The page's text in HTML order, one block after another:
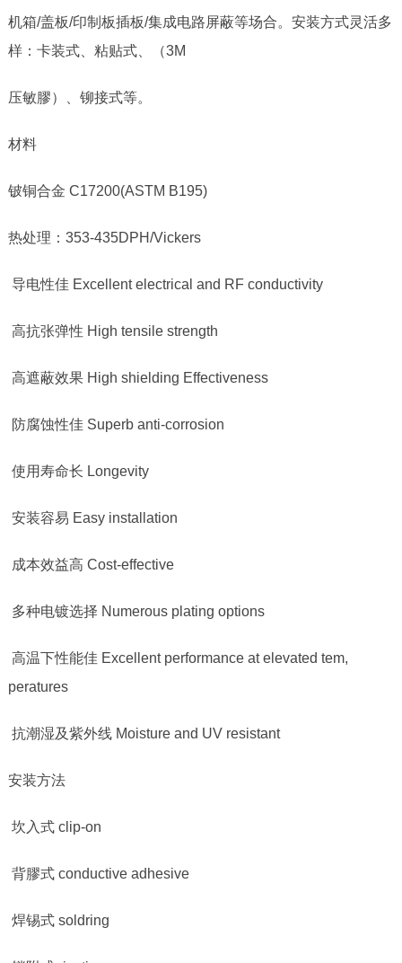
机箱/盖板/印制板插板/集成电路屏蔽等场合。安装方式灵活多
样：卡装式、粘贴式、（3M
压敏膠）、铆接式等。
材料
铍铜合金 C17200(ASTM B195)
热处理： 353-435DPH/Vickers
导电性佳 Excellent electrical and RF conductivity
高抗张弹性 High tensile strength
高遮蔽效果High shielding Effectiveness
防腐蚀性佳 Superb anti-corrosion
使用寿命长 Longevity
安装容易 Easy installation
成本效益高 Cost-effective
多种电镀选择 Numerous plating options
高温下性能佳 Excellent performance at elevated tem,
peratures
抗潮湿及紫外线Moisture and UV resistant
安装方法
坎入式clip-on
背膠式conductive adhesive
焊锡式soldring